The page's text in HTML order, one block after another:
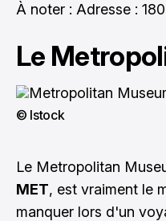
À noter : Adresse :
Le
© Istock
Le Metropolitan
MET, est vraiment le
manquer lors d'un